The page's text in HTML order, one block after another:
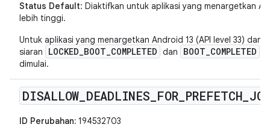
Status Default: Diaktifkan untuk aplikasi yang menargetkan
lebih tinggi.
Untuk aplikasi yang menargetkan Android 13 (API level 33) dan
siaran
LOCKED_BOOT_COMPLETED dan BOOT_COMPLETED
dimulai.
DISALLOW DEADLINES FOR_ PREFETCH
ID Perubahan: 194532703